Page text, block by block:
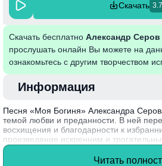
Скачать
Скачать бесплатно Александр
прослушать онлайн Вы можете на
ознакомьтесь с другим творчеством
Информация
Песня «Моя Богиня» Александра
темой любви и преданности. В ней
восхищения и благодарности к
произведение искренним и
создают атмосферу романтического
слушатель может найти что-то близкое
Читать